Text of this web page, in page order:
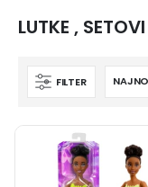
LUTKE ,
FILTER